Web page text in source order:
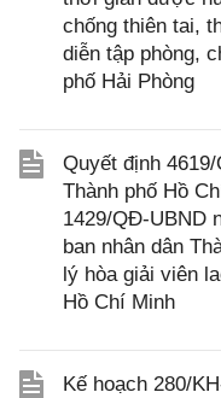
chống thiên tai,
diễn tập phòng,
phố Hải Phòng
Quyết định
Thành phố Hồ
1429/QĐ-UBND
ban nhân dân
lý hòa giải viên
Hồ Chí Minh
Kế hoạch 280/